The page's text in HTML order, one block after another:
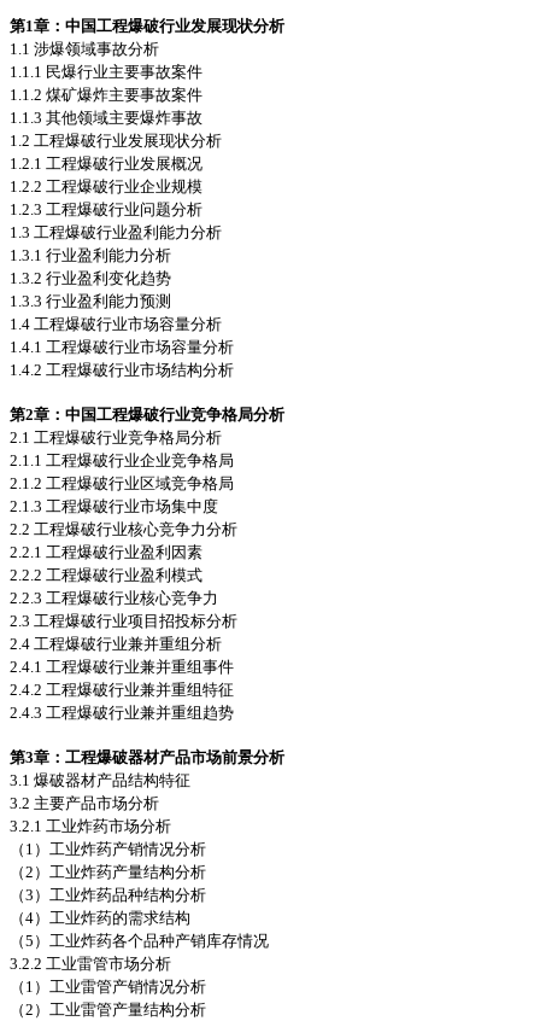
第1章：中国工程爆破行业发展现状分析
1.1 涉爆领域事故分析
1.1.1 民爆行业主要事故案件
1.1.2 煤矿爆炸主要事故案件
1.1.3 其他领域主要爆炸事故
1.2 工程爆破行业发展现状分析
1.2.1 工程爆破行业发展概况
1.2.2 工程爆破行业企业规模
1.2.3 工程爆破行业问题分析
1.3 工程爆破行业盈利能力分析
1.3.1 行业盈利能力分析
1.3.2 行业盈利变化趋势
1.3.3 行业盈利能力预测
1.4 工程爆破行业市场容量分析
1.4.1 工程爆破行业市场容量分析
1.4.2 工程爆破行业市场结构分析
第2章：中国工程爆破行业竞争格局分析
2.1 工程爆破行业竞争格局分析
2.1.1 工程爆破行业企业竞争格局
2.1.2 工程爆破行业区域竞争格局
2.1.3 工程爆破行业市场集中度
2.2 工程爆破行业核心竞争力分析
2.2.1 工程爆破行业盈利因素
2.2.2 工程爆破行业盈利模式
2.2.3 工程爆破行业核心竞争力
2.3 工程爆破行业项目招投标分析
2.4 工程爆破行业兼并重组分析
2.4.1 工程爆破行业兼并重组事件
2.4.2 工程爆破行业兼并重组特征
2.4.3 工程爆破行业兼并重组趋势
第3章：工程爆破器材产品市场前景分析
3.1 爆破器材产品结构特征
3.2 主要产品市场分析
3.2.1 工业炸药市场分析
（1）工业炸药产销情况分析
（2）工业炸药产量结构分析
（3）工业炸药品种结构分析
（4）工业炸药的需求结构
（5）工业炸药各个品种产销库存情况
3.2.2 工业雷管市场分析
（1）工业雷管产销情况分析
（2）工业雷管产量结构分析